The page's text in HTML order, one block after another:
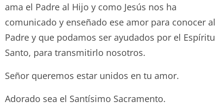
ama el Padre al Hijo y como Jesús nos ha
comunicado y enseñado ese amor para conocer al
Padre y que podamos ser ayudados por el Espíritu
Santo, para transmitirlo nosotros.
Señor queremos estar unidos en tu amor.
Adorado sea el Santísimo Sacramento.